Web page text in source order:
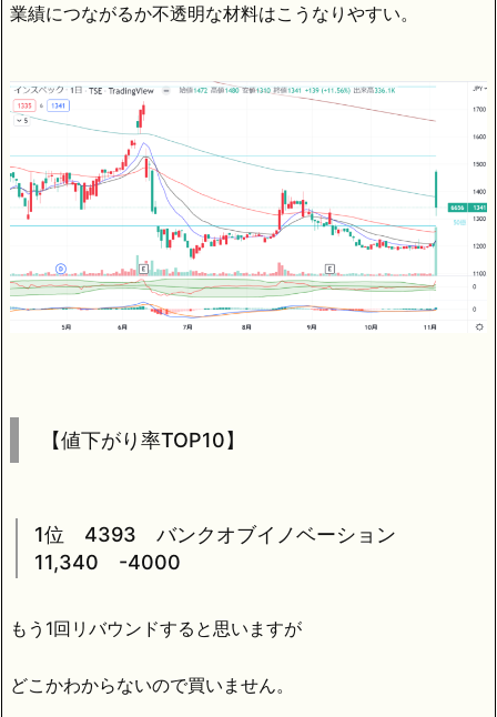
業績につながるか不透明な材料はこうなりやすい。
【値下がり率TOP10】
1位 4393 バンクオブイノベーション
11,340 -4000
もう1回リバウンドすると思いますが
どこかわからないので買いません。